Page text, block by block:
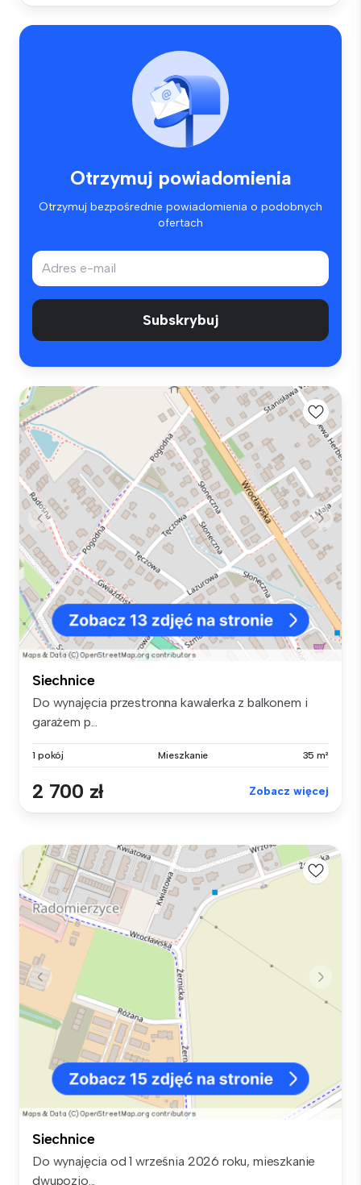
Otrzymuj powiadomienia
Otrzymuj bezpośrednie powiadomienia o podobnych
ofertach
Subskrybuj
Siechnice
Do wynajęcia przestronna kawalerka z balkonem i
garażem p...
1 pokój Mieszkanie 35 m²
2 700 zł Zobacz więcej
Siechnice
Do wynajęcia od 1 września 2026 roku, mieszkanie
dwupozio...